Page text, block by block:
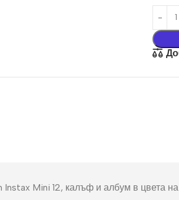
Тениски
Ключодържатели
Mini 12, калъф и албум в цвета на